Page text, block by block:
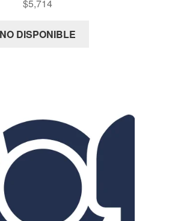
$5,714
NO DISPONIBLE